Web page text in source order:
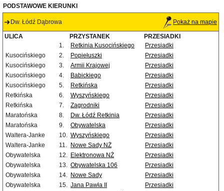
PODSTAWOWE KIERUNKI
Dw. Łódź Dąbrowa Pokaż na mapie
ULICA PRZYSTANEK
PRZESIADKI
1.
Retkinia Kusocińskiego
Przesiadki
Kusocińskiego
2. Popiełuszki
Przesiadki
Kusocińskiego
3. Armii Krajowej
Przesiadki
Kusocińskiego
4. Babickiego
Przesiadki
Kusocińskiego
5. Retkińska
Przesiadki
Retkińska
6. Wyszyńskiego
Przesiadki
Retkińska
7. Zagrodniki
Przesiadki
Maratońska
8. Dw. Łódź Retkinia
Przesiadki
Maratońska
9. Obywatelska
Przesiadki
Waltera-Janke
10. Wyszyńskiego
Przesiadki
Waltera-Janke
11. Nowe Sady NŻ
Przesiadki
Obywatelska
12. Elektronowa NŻ
Przesiadki
Obywatelska
13. Obywatelska 106
Przesiadki
Obywatelska
14. Nowe Sady
Przesiadki
Obywatelska
15. Jana Pawła II
Przesiadki